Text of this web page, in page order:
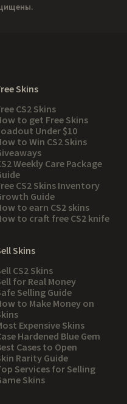
Skins
CS2 Skins
to get Free Skins
Under $10
to Win CS2 Skins
Weekly Care Package
CS2 Skins Inventory
Guide
to earn CS2 skins
to craft free CS2 knife
Skins
CS2 Skins
for Real Money
Selling Guide
to Make Money on
Expensive Skins
Hardened Blue Gem
Cases to Open
Rarity Guide
Services for Selling
Skins